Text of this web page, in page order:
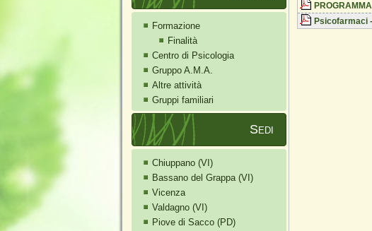
Formazione
Finalità
Centro di Psicologia
Gruppo A.M.A.
Altre attività
Gruppi familiari
Sedi
Chiuppano (VI)
Bassano del Grappa (VI)
Vicenza
Valdagno (VI)
Piove di Sacco (PD)
Psicofarmaci